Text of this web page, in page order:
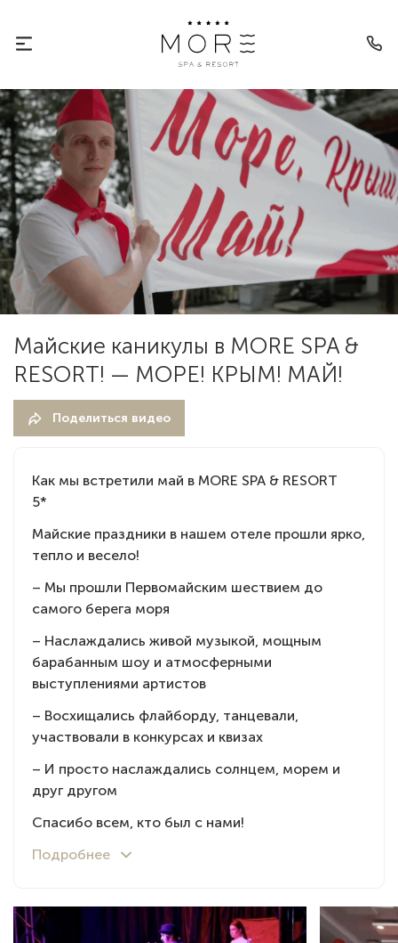
Майские каникулы в MORE SPA &
RESORT! — МОРЕ! КРЫМ! МАЙ!
Поделиться видео
Как мы встретили май в MORE SPA & RESORT
5*⠀
Майские праздники в нашем отеле прошли ярко,
тепло и весело!
– Мы прошли Первомайским шествием до
самого берега моря
– Наслаждались живой музыкой, мощным
барабанным шоу и атмосферными
выступлениями артистов
– Восхищались флайборду, танцевали,
участвовали в конкурсах и квизах
– И просто наслаждались солнцем, морем и
друг другом
Спасибо всем, кто был с нами!